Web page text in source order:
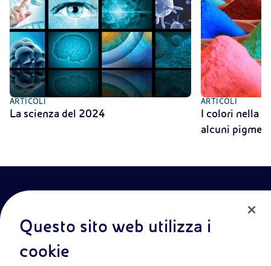
ARTICOLI
La scienza del 2024
ARTICOLI
I colori nella
alcuni
Questo sito web utilizza i
cookie